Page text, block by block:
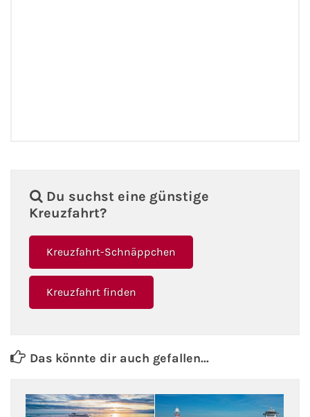
Du suchst eine günstige
Kreuzfahrt?
Kreuzfahrt-Schnäppchen
Kreuzfahrt finden
Das könnte dir auch gefallen...